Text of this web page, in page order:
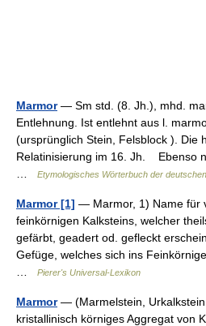
Marmor— Sm std. (8. Jh.), mhd.
Entlehnung. Ist entlehnt aus l.
(ursprünglich Stein, Felsblock ). Die
Relatinisierung im 16. Jh. Ebenso
Etymologisches Wörterbuch der
Marmor [1] — Marmor, 1) Name für
feinkörnigen Kalksteins, welcher
gefärbt, geadert od. gefleckt
Gefüge, welches sich ins
Pierer's Universal-Lexikon
Marmor— (Marmelstein, Urkalkstein
kristallinisch körniges Aggregat von